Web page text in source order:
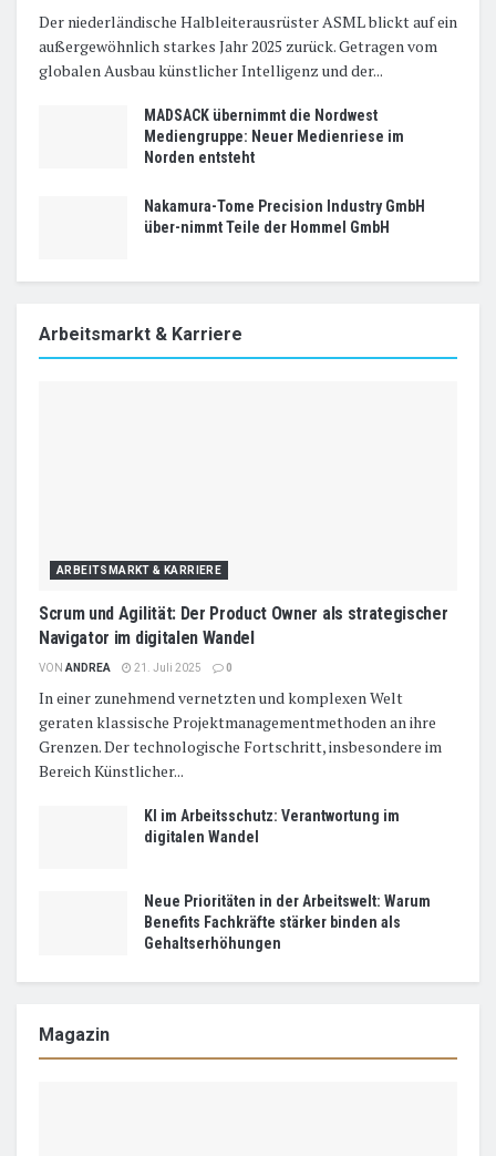
Der niederländische Halbleiterausrüster ASML blickt auf ein
außergewöhnlich starkes Jahr 2025 zurück. Getragen vom
globalen Ausbau künstlicher Intelligenz und der...
MADSACK übernimmt die Nordwest
Mediengruppe: Neuer Medienriese im
Norden entsteht
Nakamura-Tome Precision Industry GmbH
über-nimmt Teile der Hommel GmbH
Arbeitsmarkt & Karriere
ARBEITSMARKT & KARRIERE
Scrum und Agilität: Der Product Owner als strategischer
Navigator im digitalen Wandel
VON ANDREA 21. Juli 2025 0
In einer zunehmend vernetzten und komplexen Welt
geraten klassische Projektmanagementmethoden an ihre
Grenzen. Der technologische Fortschritt, insbesondere im
Bereich Künstlicher...
KI im Arbeitsschutz: Verantwortung im
digitalen Wandel
Neue Prioritäten in der Arbeitswelt: Warum
Benefits Fachkräfte stärker binden als
Gehaltserhöhungen
Magazin